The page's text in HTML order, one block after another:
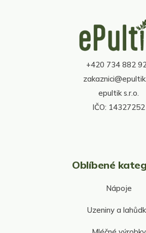
c
p
r
v
k
y
v
ý
+420 734 882
epultik s.r.o.
IČO: 14327252
Oblíbené
Nápoje
Uzeniny a